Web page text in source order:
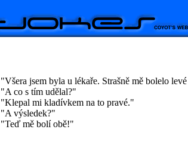
"Všera jsem byla u lékaře. Strašně mě bolelo
"A co s tím udělal?"
"Klepal mi kladívkem na to pravé."
"A výsledek?"
"Teď mě bolí obě!"